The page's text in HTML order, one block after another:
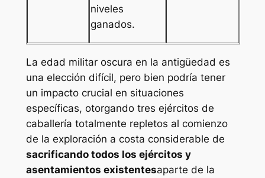
niveles
ganados.
La edad militar oscura en la antigüedad es
una elección difícil, pero bien podría tener
un impacto crucial en situaciones
específicas, otorgando tres ejércitos de
caballería totalmente repletos al comienzo
de la exploración a costa considerable de
sacrificando todos los ejércitos y
asentamientos existentesaparte de la